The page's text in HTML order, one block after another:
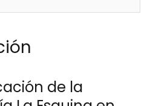
de la